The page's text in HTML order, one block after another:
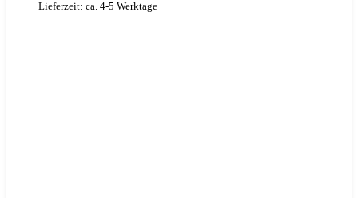
Lieferzeit: ca. 4-5 Werktage